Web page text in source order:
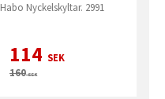
Habo Nyckelskyltar. 2991
114 SEK
160SEK